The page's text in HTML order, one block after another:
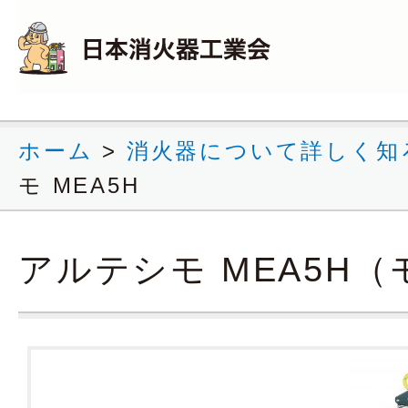
ホーム > 消火器について詳しく知
モ MEA5H
アルテシモ MEA5H（